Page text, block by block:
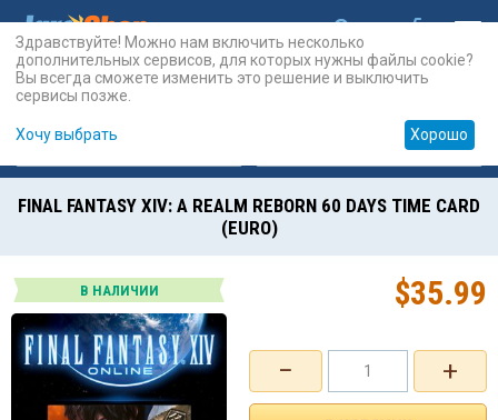
Карты Prepaid
FINAL FANTASY XIV: A REALM REBORN 60 DAYS TIME CARD
(EURO)
В НАЛИЧИИ
+
−
$35.99
Здравствуйте! Можно нам включить несколько
дополнительных сервисов, для которых нужны файлы cookie?
Вы всегда сможете изменить это решение и выключить
сервисы позже.
Хочу выбрать Хорошо